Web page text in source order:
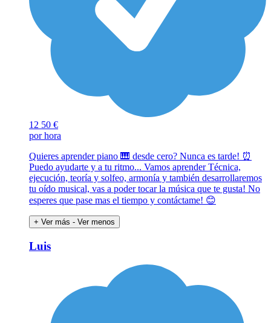
12 50 €
por hora
Quieres aprender piano 🎹 desde cero? Nunca es tarde! ⏰️
Puedo ayudarte y a tu ritmo... Vamos aprender Técnica,
ejecución, teoría y solfeo, armonía y también desarrollaremos
tu oído musical, vas a poder tocar la música que te gusta! No
esperes que pase mas el tiempo y contáctame! 😊
+ Ver más - Ver menos
Luis